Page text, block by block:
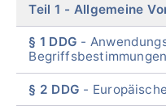
Teil 1 Allgemeine
§ 1 DDG
Begriffsbestimmungen
§ 2 DDG